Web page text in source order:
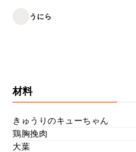
うにら
材料
きゅうりのキューちゃん
鶏胸挽肉
大葉